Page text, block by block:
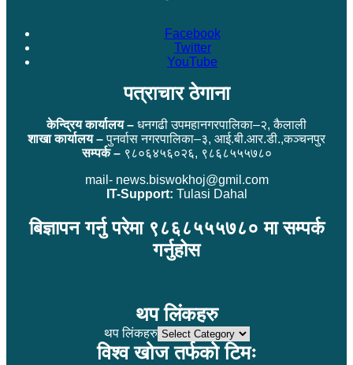
Facebook
Twitter
YouTube
पत्राचार ठेगाना
केन्द्रिय कार्यालय – धनगढी उपमहानगरपालिका–२, कैलाली
शाखा कार्यालय –पुनर्वास नगरपालिका–३, आई.बी.आर.डी.,कञ्चनपुर
सम्पर्क –९८०६४५६०२६, ९८६८५५५७८०
mail- news.biswokhoj@gmil.com
IT-Support: Tulasi Dahal
बिज्ञापन गर्नु परेमा ९८६८५५५७८० मा सम्पर्क
गर्नुहोस
थप लिंकहरु
थप लिंकहरु
विश्व खोज तर्फको टिमः